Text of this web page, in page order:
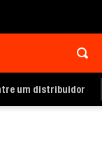
um distribuidor